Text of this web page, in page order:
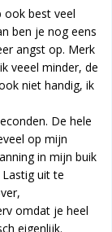
ook best veel
ben je nog eens
angst op. Merk
veeel minder, de
niet handig, ik
De hele
op mijn
in mijn buik
uit te
omdat je heel
eigenlijk.